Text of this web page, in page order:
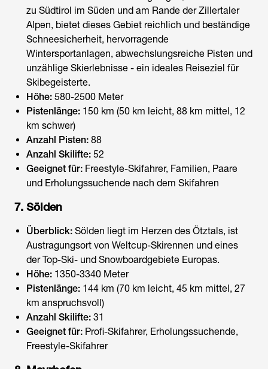
zu Südtirol im Süden und am Rande der Zillertaler
Alpen, bietet dieses Gebiet reichlich und beständige
Schneesicherheit, hervorragende
Wintersportanlagen, abwechslungsreiche Pisten und
unzählige Skierlebnisse - ein ideales Reiseziel für
Skibegeisterte.
Höhe: 580-2500 Meter
Pistenlänge: 150 km (50 km leicht, 88 km mittel, 12
km schwer)
Anzahl Pisten: 88
Anzahl Skilifte: 52
Geeignet für: Freestyle-Skifahrer, Familien, Paare
und Erholungssuchende nach dem Skifahren
7. Sölden
Überblick: Sölden liegt im Herzen des Ötztals, ist
Austragungsort von Weltcup-Skirennen und eines
der Top-Ski- und Snowboardgebiete Europas.
Höhe: 1350-3340 Meter
Pistenlänge: 144 km (70 km leicht, 45 km mittel, 27
km anspruchsvoll)
Anzahl Skilifte: 31
Geeignet für: Profi-Skifahrer, Erholungssuchende,
Freestyle-Skifahrer